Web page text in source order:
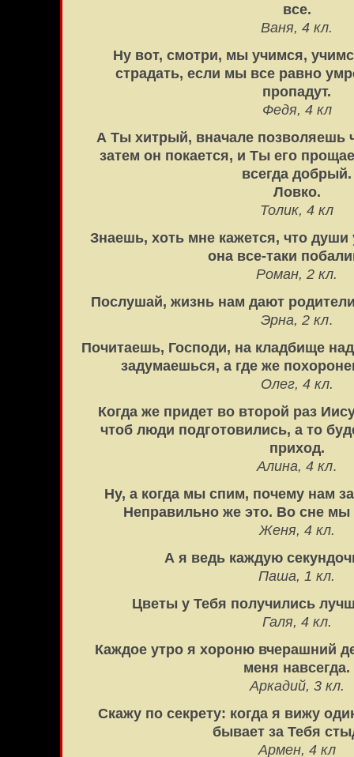
все.
Ваня, 4 кл.
Ну вот, смотри, мы учимся,
страдать, если мы все равно
пропадут.
Федя, 4 кл
А Ты хитрый, вначале позволяешь
затем он покается, и Ты его
всегда добрый.
Ловко.
Толик, 4 кл
Знаешь, хоть мне кажется, что души
она все-таки
Роман, 2 кл.
Послушай, жизнь нам дают
Эрна, 2 кл.
Почитаешь, Господи, на кладбище
задумаешься, а где же
Олег, 4 кл.
Когда же придет во второй раз
чтоб люди подготовились, а то
приход.
Алина, 4 кл.
Ну, а когда мы спим, почему нам
Неправильно же это. Во сне
Женя, 4 кл.
А я ведь каждую
Паша, 1 кл.
Цветы у Тебя получились
Галя, 4 кл.
Каждое утро я хороню вчерашний
меня навсегда.
Аркадий, 3 кл.
Скажу по секрету: когда я вижу
бывает за Тебя
Армен, 4 кл